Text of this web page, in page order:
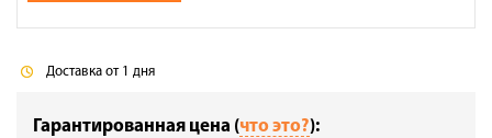
Доставка от 1 дня
Гарантированная цена (что это?):